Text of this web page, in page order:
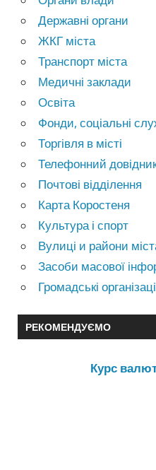
Державні органи
ЖКГ міста
Транспорт міста
Медичні заклади
Освіта
Фонди, соціальні
Торгівля в місті
Телефонний
Почтові відділення
Карта Коростеня
Культура і спорт
Вулиці и райони
Засоби масової
Громадські
РЕКОМЕНДУЄМО
Курс